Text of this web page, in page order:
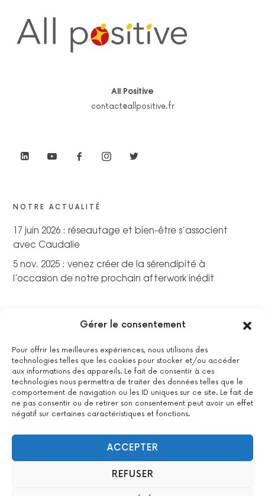
Gérer le consentement
Pour offrir les meilleures expériences, nous utilisons des
technologies telles que les cookies pour stocker et/ou accéder
aux informations des appareils. Le fait de consentir à ces
technologies nous permettra de traiter des données telles que le
comportement de navigation ou les ID uniques sur ce site. Le fait de
ne pas consentir ou de retirer son consentement peut avoir un effet
négatif sur certaines caractéristiques et fonctions.
ACCEPTER
REFUSER
All Positive
contact@allpositive.fr
NOTRE ACTUALITÉ
17 juin 2026 : réseautage et bien-être s’associent
avec Caudalie
5 nov. 2025 : venez créer de la sérendipité à
l’occasion de notre prochain afterwork inédit
La certification qualité a été délivrée au titre de la catégorie
suivante : actions de formations.Voir le certificat